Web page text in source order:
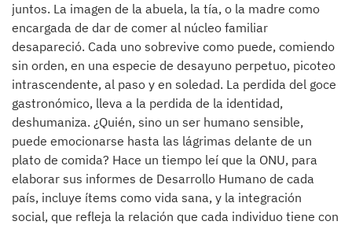
juntos. La imagen de la abuela, la tía, o la madre como
encargada de dar de comer al núcleo familiar
desapareció. Cada uno sobrevive como puede, comiendo
sin orden, en una especie de desayuno perpetuo, picoteo
intrascendente, al paso y en soledad. La perdida del goce
gastronómico, lleva a la perdida de la identidad,
deshumaniza. ¿Quién, sino un ser humano sensible,
puede emocionarse hasta las lágrimas delante de un
plato de comida? Hace un tiempo leí que la ONU, para
elaborar sus informes de Desarrollo Humano de cada
país, incluye ítems como vida sana, y la integración
social, que refleja la relación que cada individuo tiene con